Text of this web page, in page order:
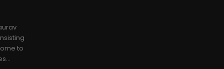
to